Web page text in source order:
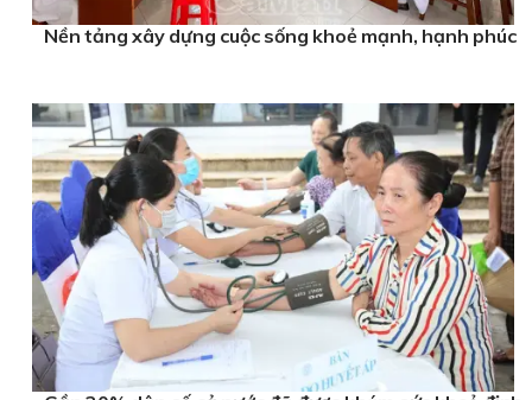
Nền tảng xây dựng cuộc sống khoẻ mạnh, hạnh phúc